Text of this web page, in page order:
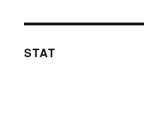
STAT